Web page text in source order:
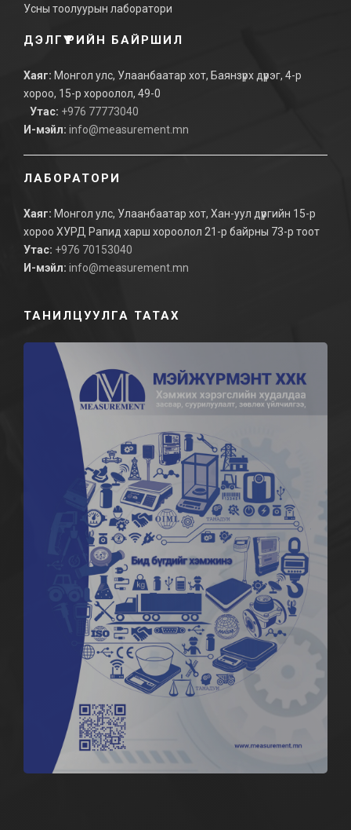
Усны тоолуурын лаборатори
ДЭЛГҮҮРИЙН БАЙРШИЛ
Хаяг: Монгол улс, Улаанбаатар хот, Баянзүрх дүүрэг, 4-р
хороо, 15-р хороолол, 49-0
Утас: +976 77773040
И-мэйл: info@measurement.mn
ЛАБОРАТОРИ
Хаяг: Монгол улс, Улаанбаатар хот, Хан-уул дүүргийн 15-р
хороо ХУРД Рапид харш хороолол 21-р байрны 73-р тоот
Утас: +976 70153040
И-мэйл: info@measurement.mn
ТАНИЛЦУУЛГА ТАТАХ